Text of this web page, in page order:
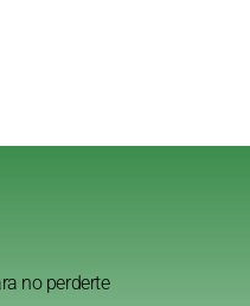
no perderte